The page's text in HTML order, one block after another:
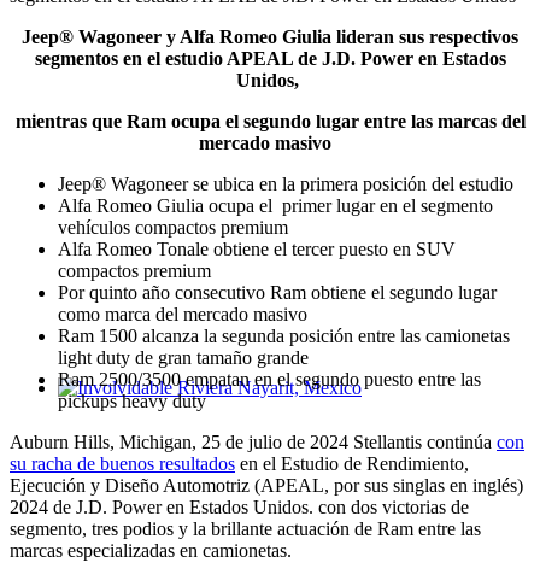
Involvidable Riviera Nayarit, Mexico
Jeep® Wagoneer y Alfa Romeo Giulia lideran sus respectivos
segmentos en el estudio APEAL de J.D. Power en Estados
Unidos,
mientras que Ram ocupa el segundo lugar entre las marcas del
mercado masivo
Jeep® Wagoneer se ubica en la primera posición del estudio
Alfa Romeo Giulia ocupa el primer lugar en el segmento
vehículos compactos premium
Alfa Romeo Tonale obtiene el tercer puesto en SUV
compactos premium
Por quinto año consecutivo Ram obtiene el segundo lugar
como marca del mercado masivo
Ram 1500 alcanza la segunda posición entre las camionetas
light duty de gran tamaño grande
Ram 2500/3500 empatan en el segundo puesto entre las
pickups heavy duty
Auburn Hills, Michigan, 25 de julio de 2024 Stellantis continúa con
su racha de buenos resultados en el Estudio de Rendimiento,
Ejecución y Diseño Automotriz (APEAL, por sus singlas en inglés)
2024 de J.D. Power en Estados Unidos. con dos victorias de
segmento, tres podios y la brillante actuación de Ram entre las
marcas especializadas en camionetas.